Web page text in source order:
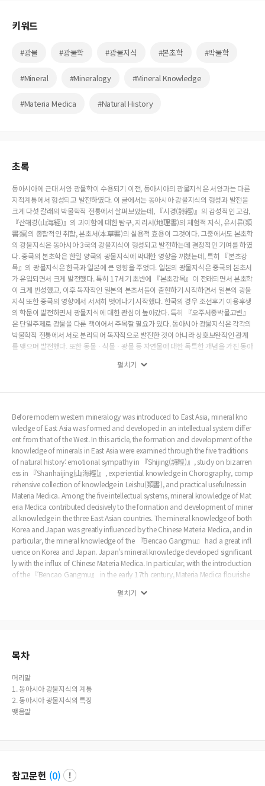
키워드
#광물 #광물학 #광물지식 #본초학 #박물학
#Mineral #Mineralogy #Mineral Knowledge
#Materia Medica #Natural History
초록
동아시아에 근대 서양 광물학이 수용되기 이전, 동아시아의 광물지식은 서양과는 다른
지적계통에서 형성되고 발전하였다. 이 글에서는 동아시아 광물지식의 형성과 발전을
크게 다섯 갈래의 박물학적 전통에서 살펴보았는데, 『시경(詩經)』의 감성적인 교감,
『산해경(山海經)』의 괴이함에 대한 탐구, 지리서(地理書)의 체험적 지식, 유서류(類
書類)의 종합적인 취합, 본초서(本草書)의 실용적 효용이 그것이다. 그중에서도 본초학
의 광물지식은 동아시아 3국의 광물지식이 형성되고 발전하는데 결정적인 기여를 하였
다. 중국의 본초학은 한일 양국의 광물지식에 막대한 영향을 끼쳤는데, 특히 『본초강
목』의 광물지식은 한국과 일본에 큰 영향을 주었다. 일본의 광물지식은 중국의 본초서
가 유입되면서 크게 발전했다. 특히 17세기 초반에 『본초강목』이 전래되면서 본초학
이 크게 번성했고, 이후 독자적인 일본의 본초서들이 출현하기 시작하면서 일본의 광물
지식 또한 중국의 영향에서 서서히 벗어나기 시작했다. 한국의 경우 조선후기 이용후생
의 학문이 발전하면서 광물지식에 대한 관심이 높아갔다. 특히 『오주서종박물고변』
은 단일주제로 광물을 다룬 책이어서 주목할 필요가 있다. 동아시아 광물지식은 각각의
박물학적 전통에서 서로 분리되어 독자적으로 발전한 것이 아니라 상호보완적인 관계
를 맺으며 발전했다. 또한 동물ㆍ식물ㆍ광물 등 자연물에 대한 독특한 개념을 가진 동아
펼치기
Before modern western mineralogy was introduced to East Asia, mineral kno
wledge of East Asia was formed and developed in an intellectual system differ
ent from that of the West. In this article, the formation and development of the
knowledge of minerals in East Asia were examined through the five traditions
of natural history: emotional sympathy in 『Shijing(詩經)』, study on bizarren
ess in 『Shanhaijing(山海經)』, experiential knowledge in Chorography, comp
rehensive collection of knowledge in Leishu(類書), and practical usefulness in
Materia Medica. Among the five intellectual systems, mineral knowledge of Mat
eria Medica contributed decisively to the formation and development of miner
al knowledge in the three East Asian countries. The mineral knowledge of both
Korea and Japan was greatly influenced by the Chinese Materia Medica, and in
particular, the mineral knowledge of the 『Bencao Gangmu』 had a great infl
uence on Korea and Japan. Japan's mineral knowledge developed significant
ly with the influx of Chinese Materia Medica. In particular, with the introduction
of the 『Bencao Gangmu』 in the early 17th century, Materia Medica flourishe
e, Japanese mineral knowledge began to slowly escape from China's influenc
'Iyonghusaeng(利用厚生)' developed in the late Joseon Dynasty. In particular, i
d not develop independently of each other in each intellectual system, but dev
and developed in the intellectual tradition of East Asia, which has a unique co
ncept of natural objects such as animals, plants, and minerals, this is also linke
d to the problem of looking at nature.
펼치기
목차
머리말
1. 동아시아 광물지식의 계통
2. 동아시아 광물지식의 특징
맺음말
참고문헌 (0)